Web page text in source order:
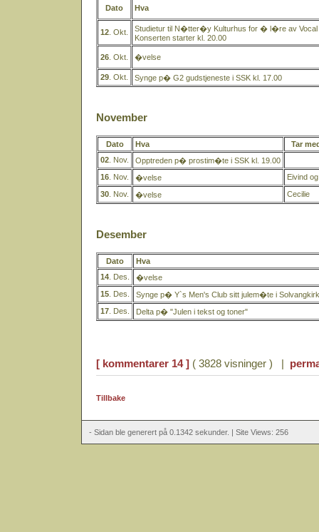
Dato Hva
12 . Okt.
Studietur til N�tter�y Kulturhus for � l�re av Vocal
Konserten starter kl. 20.00
26 . Okt. �velse
29 . Okt. Synge p� G2 gudstjeneste i SSK kl. 17.00
November
Dato Hva
Tar
02 . Nov.
Opptreden p� prostim�te i SSK kl. 19.00
16 . Nov. �velse
Eivind
30 . Nov. �velse Cecilie
Desember
Dato
Hva
14 . Des.
�velse
15 . Des.
Synge p� Y`s Men's Club sitt julem�te i
17 . Des. Delta p� "Julen i tekst og toner"
[ kommentarer 14 ] ( 3828 visninger ) |
Tillbake
- Sidan ble generert på 0.1342 sekunder. | Site Views: 256